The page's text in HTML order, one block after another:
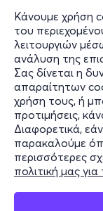
Κάνουμε χρήση
του
λειτουργιών
ανάλυση της
Σας δίνεται η
απαραίτητων
χρήση τους, ή
προτιμήσεις,
Διαφορετικά,
παρακαλούμε
περισσότερες
πολιτική μας
Πληροφορίες
Υποστήριξη
Stay
Mobile app